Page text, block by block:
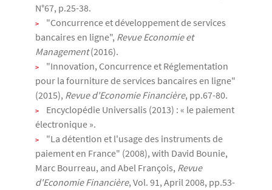
N°67, p.25-38.
"Concurrence et développement de services
bancaires en ligne", Revue Economie et
Management(2016).
"Innovation, Concurrence et Réglementation
pour la fourniture de services bancaires en ligne"
(2015), Revue d'Economie Financière, pp.67-80.
Encyclopédie Universalis (2013) : « le paiement
électronique ».
"La détention et l'usage des instruments de
paiement en France" (2008), with David Bounie,
Marc Bourreau, and Abel François, Revue
d'Economie Financière, Vol. 91, April 2008, pp.53-